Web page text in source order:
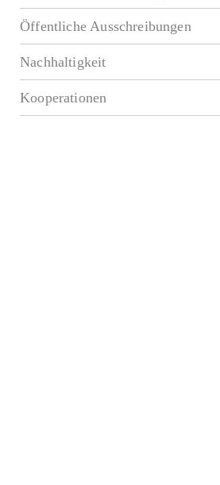
Öffentliche Ausschreibungen
Nachhaltigkeit
Kooperationen